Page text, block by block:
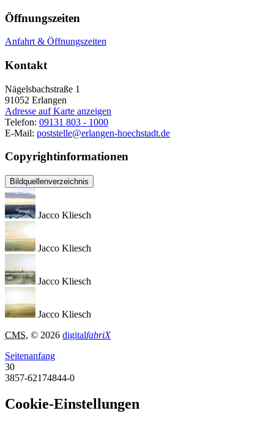
Öffnungszeiten
Anfahrt & Öffnungszeiten
Kontakt
Nägelsbachstraße 1
91052 Erlangen
Adresse auf Karte anzeigen
Telefon: 09131 803 - 1000
E-Mail: poststelle@erlangen-hoechstadt.de
Copyrightinformationen
Bildquellenverzeichnis
Jacco Kliesch
Jacco Kliesch
Jacco Kliesch
Jacco Kliesch
CMS, © 2026 digitalfabriX
Seitenanfang
30
3857-62174844-0
Cookie-Einstellungen